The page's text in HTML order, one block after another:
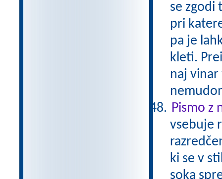
se zgodi
pri
pa je
kleti.
naj vinar
Pismo z
vsebuje
ki se v
soka